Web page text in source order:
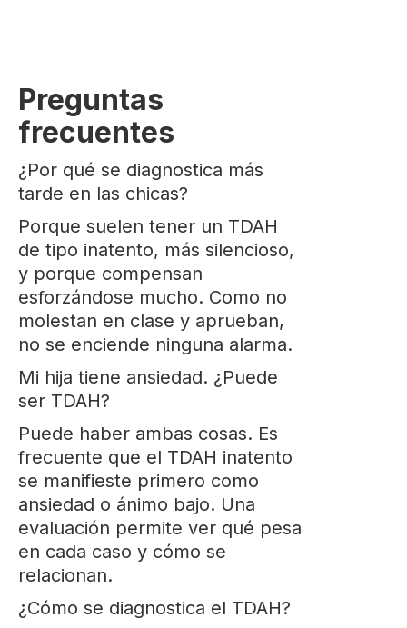
Preguntas
frecuentes
¿Por qué se diagnostica más
tarde en las chicas?
Porque suelen tener un TDAH
de tipo inatento, más silencioso,
y porque compensan
esforzándose mucho. Como no
molestan en clase y aprueban,
no se enciende ninguna alarma.
Mi hija tiene ansiedad. ¿Puede
ser TDAH?
Puede haber ambas cosas. Es
frecuente que el TDAH inatento
se manifieste primero como
ansiedad o ánimo bajo. Una
evaluación permite ver qué pesa
en cada caso y cómo se
relacionan.
¿Cómo se diagnostica el TDAH?